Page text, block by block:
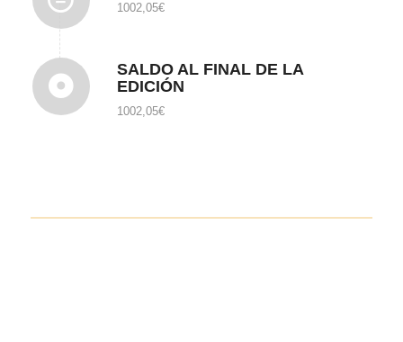
1002,05€
SALDO AL FINAL DE LA
EDICIÓN
1002,05€